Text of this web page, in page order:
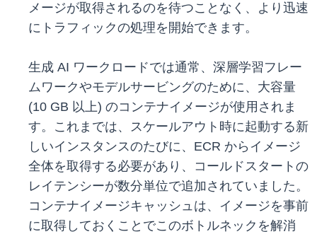
メージが取得されるのを待つことなく、より迅速
にトラフィックの処理を開始できます。
生成 AI ワークロードでは通常、深層学習フレー
ムワークやモデルサービングのために、大容量
(10 GB 以上) のコンテナイメージが使用されま
す。これまでは、スケールアウト時に起動する新
しいインスタンスのたびに、ECR からイメージ
全体を取得する必要があり、コールドスタートの
レイテンシーが数分単位で追加されていました。
コンテナイメージキャッシュは、イメージを事前
に取得しておくことでこのボトルネックを解消